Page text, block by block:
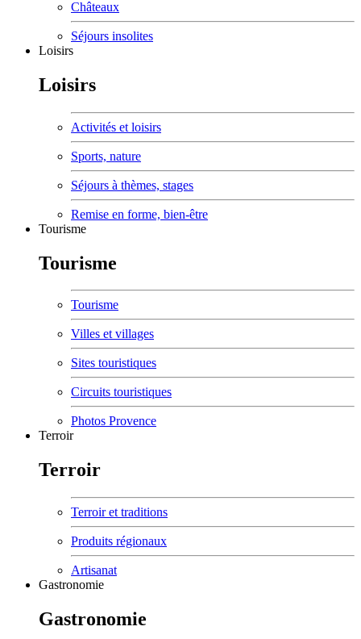
Châteaux
Séjours insolites
Loisirs
Loisirs
Activités et loisirs
Sports, nature
Séjours à thèmes, stages
Remise en forme, bien-être
Tourisme
Tourisme
Tourisme
Villes et villages
Sites touristiques
Circuits touristiques
Photos Provence
Terroir
Terroir
Terroir et traditions
Produits régionaux
Artisanat
Gastronomie
Gastronomie